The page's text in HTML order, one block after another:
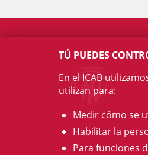
TÚ PUEDES
En el ICAB
utilizan para:
Medir cómo se
Habilitar la
Para funciones